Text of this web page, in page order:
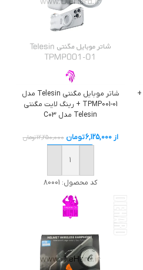
رینگ لایت مگنتی Telesin مدل C03 +
شاتر موبایل مگنتی Telesin مدل
TPMP001-01 + رینگ لایت مگنتی
Telesin مدل C03
از6,125,000تومان 12,250,000تومان
خرید
کد محصول: 80001